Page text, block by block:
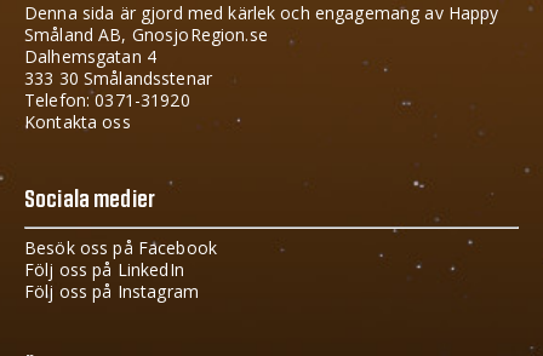
Denna sida är gjord med kärlek och engagemang av Happy
Småland AB, GnosjoRegion.se
Dalhemsgatan 4
333 30 Smålandsstenar
Telefon: 0371-31920
Kontakta oss
Sociala medier
Besök oss på Facebook
Följ oss på LinkedIn
Följ oss på Instagram